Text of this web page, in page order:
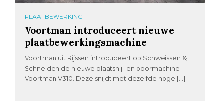
PLAATBEWERKING
Voortman introduceert nieuwe
plaatbewerkingsmachine
Voortman uit Rijssen introduceert op Schweissen &
Schneiden de nieuwe plaatsnij- en boormachine
Voortman V310. Deze snijdt met dezelfde hoge […]